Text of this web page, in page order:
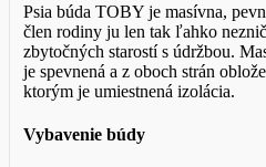
Psia búda TOBY je masívna,
člen rodiny ju len tak ľahko
zbytočných starostí s údržbou.
je spevnená a z oboch strán
ktorým je umiestnená izolácia.
Vybavenie búdy